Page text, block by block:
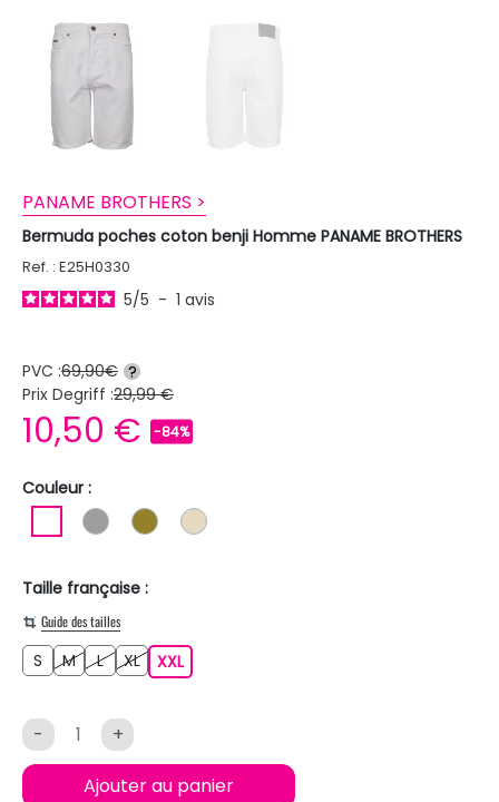
PANAME BROTHERS >
Bermuda poches coton benji Homme PANAME BROTHERS
Ref. : E25H0330
5/5 - 1 avis
PVC :69,90€ ?
Prix Degriff :29,99 €
10,50 € -84%
Couleur :
BLANCGRIS KAKI BEIGE
Taille française :
Guide des tailles
S MM LL XLXL XXLXXL
- +
Ajouter au panier